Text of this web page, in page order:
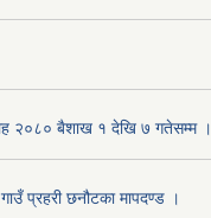
२०८० बैशाख १ देखि ७ गतेसम्म ।
प्रहरी छनौटका मापदण्ड ।